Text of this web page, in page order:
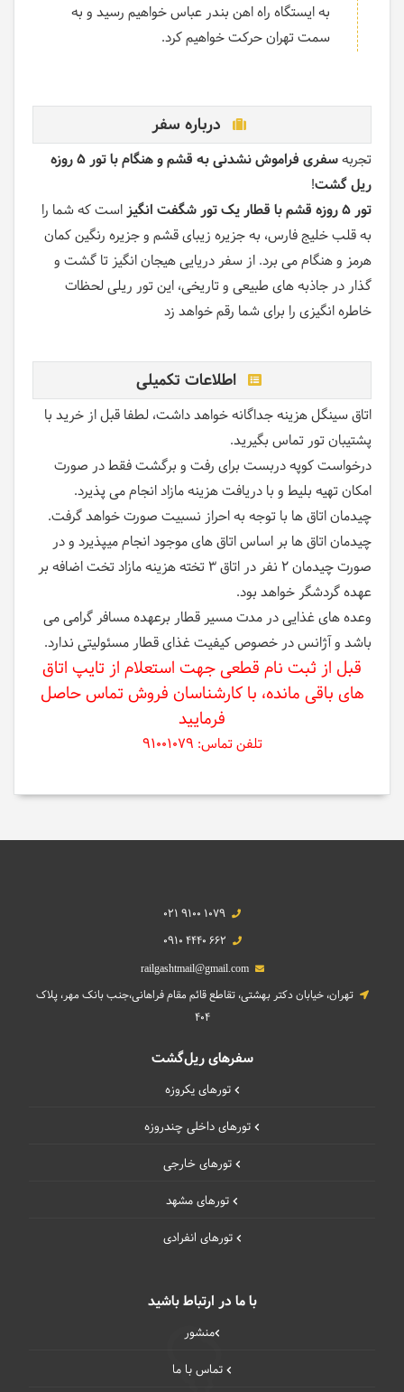
به ایستگاه راه اهن بندر عباس خواهیم رسید و به
سمت تهران حرکت خواهیم کرد.
درباره سفر
تجربه
سفری فراموش نشدنی به قشم و هنگام با تور 5 روزه
ریل گشت!
تور 5 روزه قشم با قطار یک تور شگفت انگیز
است که شما را
به قلب خلیج فارس، به جزیره زیبای قشم و جزیره رنگین کمان
هرمز و هنگام می برد. از سفر دریایی هیجان انگیز تا گشت و
گذار در جاذبه های طبیعی و تاریخی، این تور ریلی لحظات
خاطره انگیزی را برای شما رقم خواهد زد
اطلاعات تکمیلی
اتاق سینگل هزینه جداگانه خواهد داشت، لطفا قبل از خرید با
پشتیبان تور تماس بگیرید.
درخواست کوپه دربست برای رفت و برگشت فقط در صورت
امکان تهیه بلیط و با دریافت هزینه مازاد انجام می پذیرد.
چیدمان اتاق ها با توجه به احراز نسبیت صورت خواهد گرفت.
چیدمان اتاق ها بر اساس اتاق های موجود انجام میپذیرد و در
صورت چیدمان 2 نفر در اتاق 3 تخته هزینه مازاد تخت اضافه بر
عهده گردشگر خواهد بود.
وعده های غذایی در مدت مسیر قطار برعهده مسافر گرامی می
باشد و آژانس در خصوص کیفیت غذای قطار مسئولیتی ندارد.
قبل از ثبت نام قطعی جهت استعلام از تایپ اتاق
های باقی مانده، با کارشناسان فروش تماس حاصل
فرمایید
تلفن تماس: 91001079
021 9100 1079
0910 4440 662
railgashtmail@gmail.com
تهران، خیابان دکتر بهشتی، تقاطع قائم مقام فراهانی،جنب بانک مهر، پلاک
404
سفرهای ریل‌گشت
تورهای یکروزه
تورهای داخلی چند‌روزه
تورهای خارجی
تورهای مشهد
تورهای انفرادی
با ما در ارتباط باشید
منشور
تماس با ما